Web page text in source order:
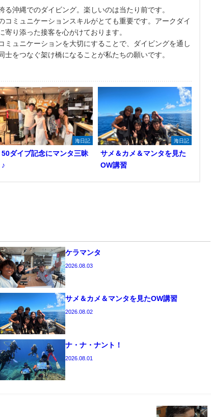
沖縄でのダイビング。楽しいのは当たり前です。
コミュニケーションスキルがとても重要です。アークダイ
り添った接客を心がけております。
ミュニケーションを大切にすることで、ダイビングを通し
をつなぐ架け橋になることが私たちの願いです。
海日記
50ダイブ記念にマンタ三昧
♪
海日記
サメ＆カメ＆マンタを見た
OW講習
ケラマンタ
2026.08.03
サメ＆カメ＆マンタを見たOW講習
2026.08.02
ナ・ナ・ナント！
2026.08.01